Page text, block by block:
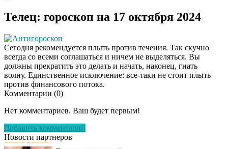
Телец: гороскоп на 17 октября 2024
Антигороскоп
Сегодня рекомендуется плыть против течения. Так скучно
всегда со всеми соглашаться и ничем не выделяться. Вы
должны прекратить это делать и начать, наконец, гнать
волну. Единственное исключение: все-таки не стоит плыть
против финансового потока.
Комментарии (0)
Нет комментариев. Ваш будет первым!
Добавить комментарий
Новости партнеров
Даже самый
исчезнет с корнем,